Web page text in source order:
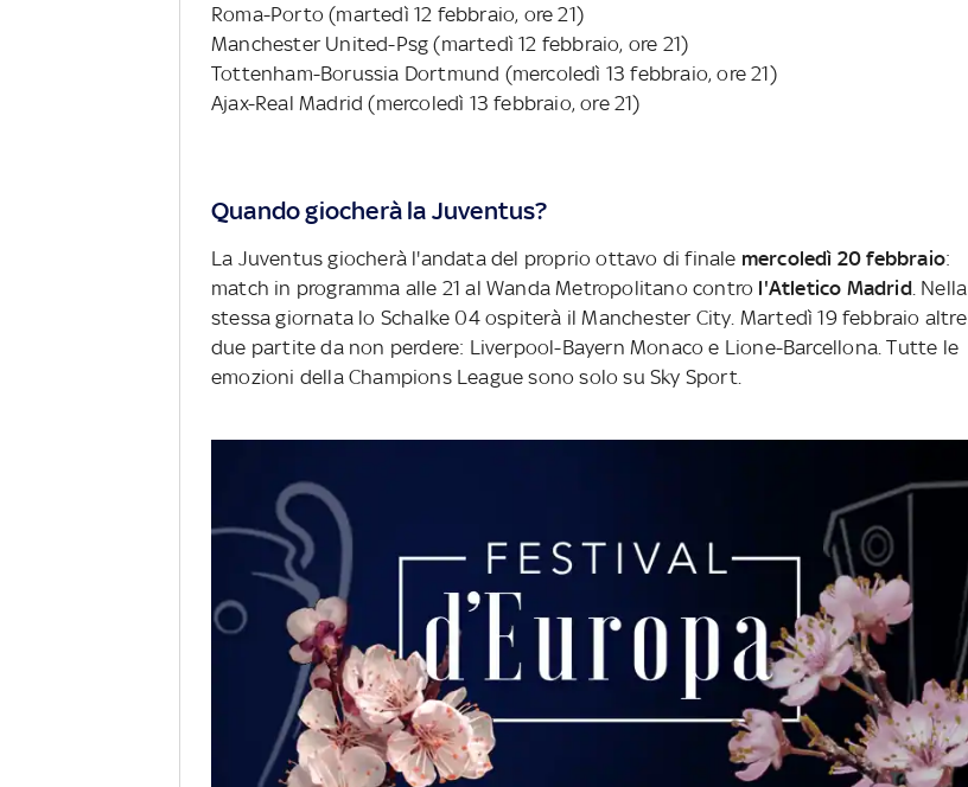
Roma-Porto (martedì 12 febbraio, ore 21)
Manchester United-Psg (martedì 12 febbraio, ore 21)
Tottenham-Borussia Dortmund (mercoledì 13 febbraio, ore 21)
Ajax-Real Madrid (mercoledì 13 febbraio, ore 21)
Quando giocherà la Juventus?
La Juventus giocherà l'andata del proprio ottavo di finale mercoledì 20 febbraio:
match in programma alle 21 al Wanda Metropolitano contro l'Atletico Madrid. Nella
stessa giornata lo Schalke 04 ospiterà il Manchester City. Martedì 19 febbraio altre
due partite da non perdere: Liverpool-Bayern Monaco e Lione-Barcellona. Tutte le
emozioni della Champions League sono solo su Sky Sport.